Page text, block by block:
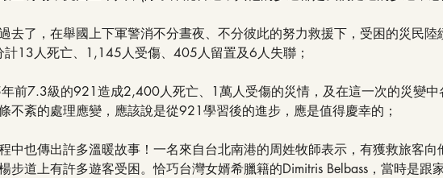
去了，在舉國上下軍警消不分晝夜、不分彼此的努力救援下，受困的災民
計13人死亡、1,145人受傷、405人留置及6人失聯；
前7.3級的921造成2,400人死亡、1萬人受傷的災情，及在這一次的災變中
不紊的處理應變，應該說是從921學習後的進步，應是值得慶幸的；
中也傳出許多溫暖故事！一名來自台北南港的周姓牧師表示，有獲救旅客向
步道上有許多遊客受困。恰巧台灣女婿希臘籍的Dimitris Belbass，當時是跟